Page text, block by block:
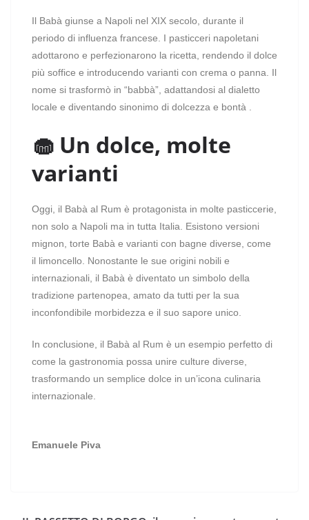
Il Babà giunse a Napoli nel XIX secolo, durante il
periodo di influenza francese. I pasticceri napoletani
adottarono e perfezionarono la ricetta, rendendo il dolce
più soffice e introducendo varianti con crema o panna. Il
nome si trasformò in “babbà”, adattandosi al dialetto
locale e diventando sinonimo di dolcezza e bontà .
🧁 Un dolce, molte
varianti
Oggi, il Babà al Rum è protagonista in molte pasticcerie,
non solo a Napoli ma in tutta Italia. Esistono versioni
mignon, torte Babà e varianti con bagne diverse, come
il limoncello. Nonostante le sue origini nobili e
internazionali, il Babà è diventato un simbolo della
tradizione partenopea, amato da tutti per la sua
inconfondibile morbidezza e il suo sapore unico.
In conclusione, il Babà al Rum è un esempio perfetto di
come la gastronomia possa unire culture diverse,
trasformando un semplice dolce in un’icona culinaria
internazionale.
Emanuele Piva